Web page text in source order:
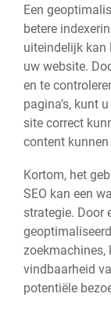
Een
betere
uiteindelijk kan
uw website.
en te
pagina’s, kunt
site correct
content kunnen
Kortom, het
SEO kan een
strategie. Door
zoekmachines,
vindbaarheid
potentiële